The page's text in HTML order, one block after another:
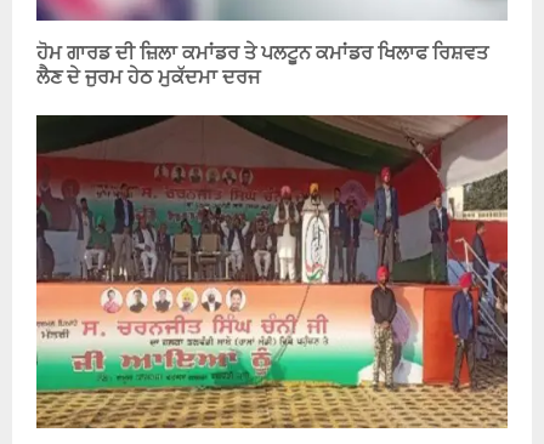
ਹੋਮ ਗਾਰਡ ਦੀ ਜ਼ਿਲਾ ਕਮਾਂਡਰ ਤੇ ਪਲਟੂਨ ਕਮਾਂਡਰ ਖਿਲਾਫ ਰਿਸ਼ਵਤ
ਲੈਣ ਦੇ ਜੁਰਮ ਹੇਠ ਮੁਕੱਦਮਾ ਦਰਜ